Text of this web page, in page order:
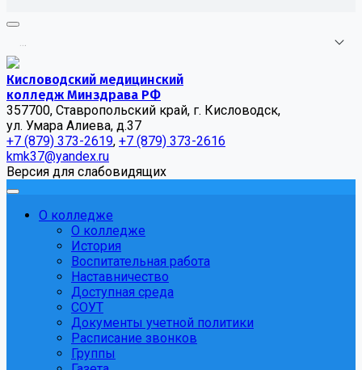
...
Кисловодский медицинский
колледж Минздрава РФ
357700, Ставропольский край, г. Кисловодск,
ул. Умара Алиева, д.37
+7 (879) 373-2619, +7 (879) 373-2616
kmk37@yandex.ru
Версия для слабовидящих
О колледже
О колледже
История
Воспитательная работа
Наставничество
Доступная среда
СОУТ
Документы учетной политики
Расписание звонков
Группы